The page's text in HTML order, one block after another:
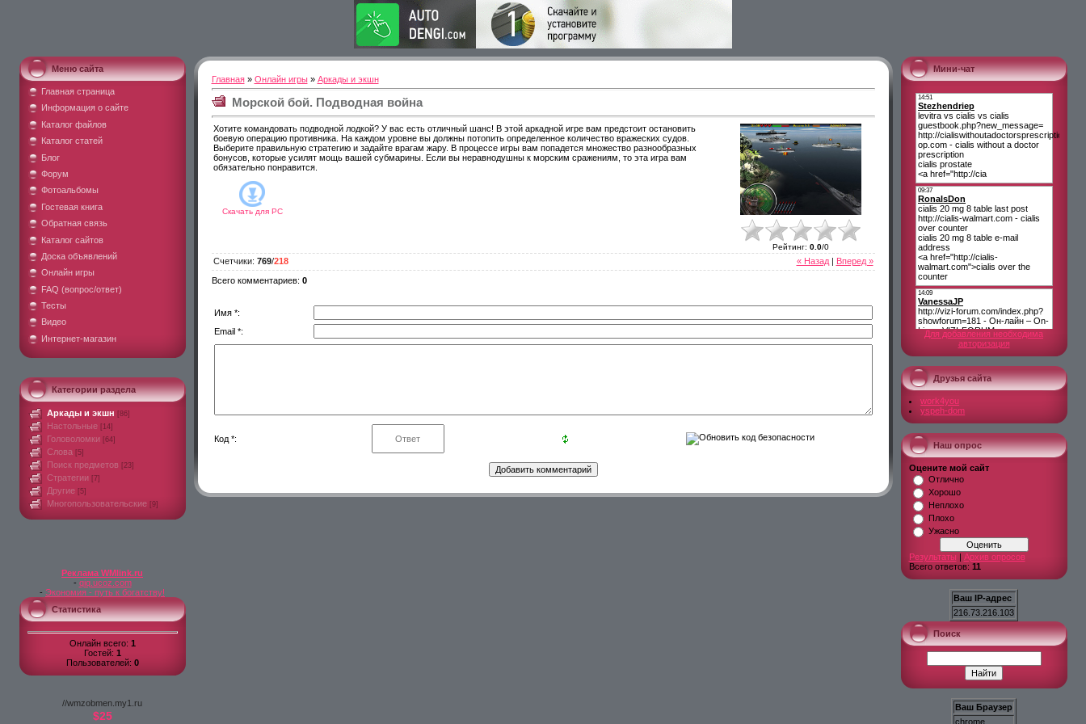
Меню сайта
Главная страница
Информация о сайте
Каталог файлов
Каталог статей
Блог
Форум
Фотоальбомы
Гостевая книга
Обратная связь
Каталог сайтов
Доска объявлений
Онлайн игры
FAQ (вопрос/ответ)
Тесты
Видео
Интернет-магазин
Категории раздела
Аркады и экшн [86]
Настольные [14]
Головоломки [64]
Слова [5]
Поиск предметов [23]
Стратегии [7]
Другие [5]
Многопользовательские [9]
Реклама WMlink.ru
- qiq.ucoz.com
- Экономия - путь к богатству!
Статистика
Онлайн всего: 1
Гостей: 1
Пользователей: 0
//wmzobmen.my1.ru
$25
Главная» Онлайн игры» Аркады и экшн
Морской бой. Подводная война
Хотите командовать подводной лодкой? У вас есть отличный шанс! В этой аркадной игре вам предстоит остановить
боевую операцию противника. На каждом уровне вы должны потопить определенное количество вражеских судов.
Выберите правильную стратегию и задайте врагам жару. В процессе игры вам попадется множество разнообразных
бонусов, которые усилят мощь вашей субмарины. Если вы неравнодушны к морским сражениям, то эта игра вам
обязательно понравится.
Скачать дляPC
Рейтинг: 0.0/0
« Назад| Вперед »
Счетчики: 769/218
Всего комментариев: 0
Имя *:
Email *:
Код *:
Мини-чат
Для добавления необходима
авторизация
Друзья сайта
work4you
yspeh-dom
Наш опрос
Оцените мой сайт
Отлично
Хорошо
Неплохо
Плохо
Ужасно
Результаты | Архив опросов
Всего ответов: 11
Ваш IP-адрес
216.73.216.103
Поиск
Ваш Браузер
chrome